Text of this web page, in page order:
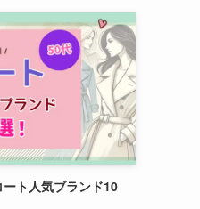
ト人気ブランド10